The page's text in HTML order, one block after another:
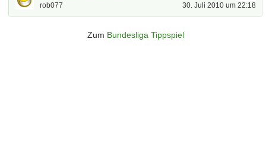
rob077
30. Juli 2010 um 22:18
Zum Bundesliga Tippspiel